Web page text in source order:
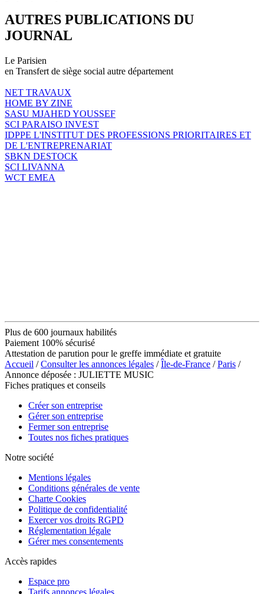
AUTRES PUBLICATIONS DU
JOURNAL
Le Parisien
en Transfert de siège social autre département
NET TRAVAUX
HOME BY ZINE
SASU MJAHED YOUSSEF
SCI PARAISO INVEST
IDPPE L'INSTITUT DES PROFESSIONS PRIORITAIRES ET
DE L'ENTREPRENARIAT
SBKN DESTOCK
SCI LIVANNA
WCT EMEA
Plus de 600 journaux habilités
Paiement 100% sécurisé
Attestation de parution pour le greffe immédiate et gratuite
Accueil /Consulter les annonces légales /Île-de-France /Paris /
Annonce déposée : JULIETTE MUSIC
Fiches pratiques et conseils
Créer son entreprise
Gérer son entreprise
Fermer son entreprise
Toutes nos fiches pratiques
Notre société
Mentions légales
Conditions générales de vente
Charte Cookies
Politique de confidentialité
Exercer vos droits RGPD
Réglementation légale
Gérer mes consentements
Accès rapides
Espace pro
Tarifs annonces légales